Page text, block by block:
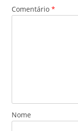
Comentário *
Nome